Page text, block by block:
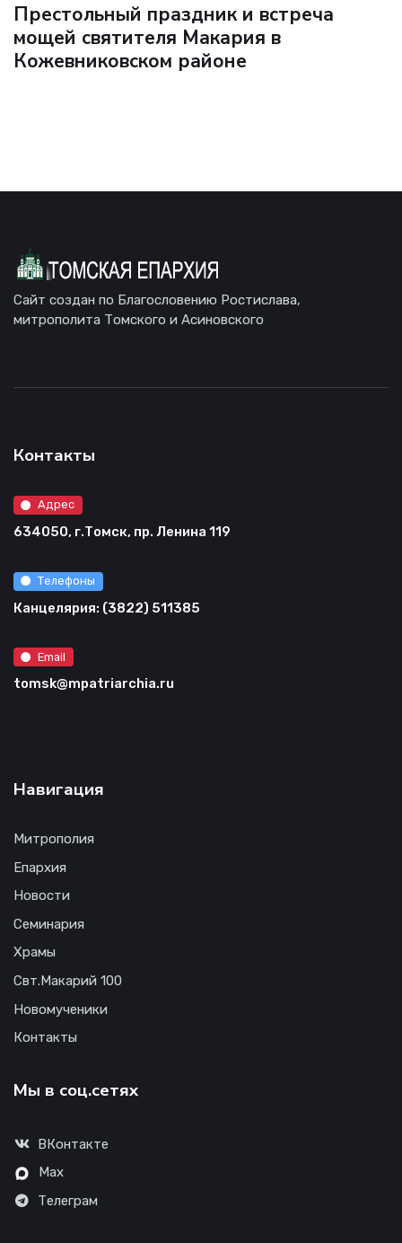
Престольный праздник и встреча
мощей святителя Макария в
Кожевниковском районе
Сайт создан по Благословению Ростислава,
митрополита Томского и Асиновского
Контакты
Адрес
634050, г.Томск, пр. Ленина 119
Телефоны
Канцелярия: (3822) 511385
Email
tomsk@mpatriarchia.ru
Навигация
Митрополия
Епархия
Новости
Семинария
Храмы
Свт.Макарий 100
Новомученики
Контакты
Мы в соц.сетях
ВКонтакте
Max
Телеграм